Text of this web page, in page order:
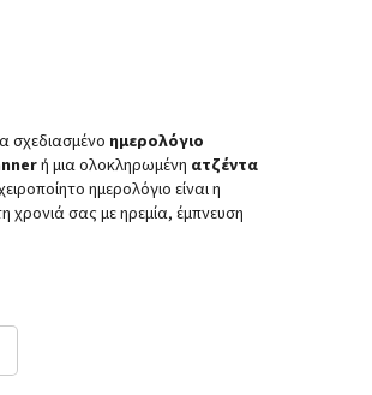
σχεδιασμένο ημερολόγιο
ή μια ολοκληρωμένη ατζέντα
ημερολόγιο είναι η
χρονιά σας με ηρεμία, έμπνευση